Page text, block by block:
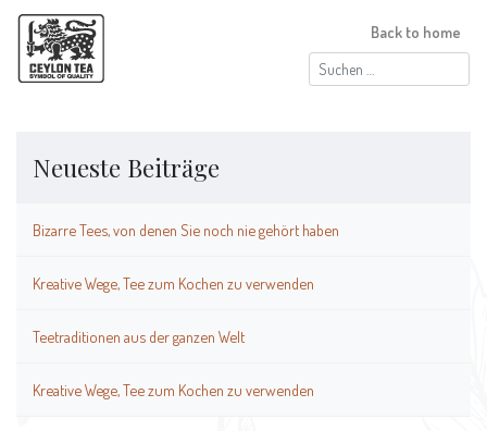
Suchen
nach:
Back to home
Neueste Beiträge
Bizarre Tees, von denen Sie noch nie gehört haben
Kreative Wege, Tee zum Kochen zu verwenden
Teetraditionen aus der ganzen Welt
Kreative Wege, Tee zum Kochen zu verwenden